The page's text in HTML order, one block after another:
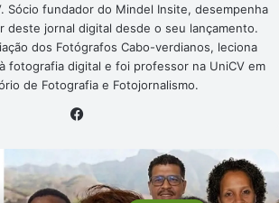
Sócio fundador do Mindel Insite, desempenha
deste jornal digital desde o seu lançamento.
dos Fotógrafos Cabo-verdianos, leciona
fotografia digital e foi professor na UniCV em
de Fotografia e Fotojornalismo.